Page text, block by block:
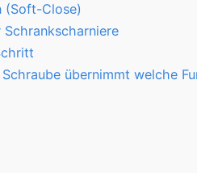
(Soft-Close)
übernimmt welche